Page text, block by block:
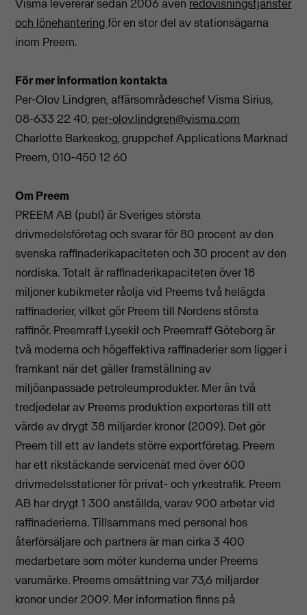
Visma levererar sedan 2006 även redovisningstjänster
och lönehanteringför en stor del av stationsägarna
inom Preem.
För mer information kontakta
Per-Olov Lindgren, affärsområdeschef Visma Sirius,
08-633 22 40, per-olov.lindgren@visma.com
Charlotte Barkeskog, gruppchef Applications Marknad
Preem, 010-450 12 60
Om Preem
PREEM AB (publ) är Sveriges största
drivmedelsföretag och svarar för 80 procent av den
svenska raffinaderikapaciteten och 30 procent av den
nordiska. Totalt är raffinaderikapaciteten över 18
miljoner kubikmeter råolja vid Preems två helägda
raffinaderier, vilket gör Preem till Nordens största
raffinör. Preemraff Lysekil och Preemraff Göteborg är
två moderna och högeffektiva raffinaderier som ligger i
framkant när det gäller framställning av
miljöanpassade petroleumprodukter. Mer än två
tredjedelar av Preems produktion exporteras till ett
värde av drygt 38 miljarder kronor (2009). Det gör
Preem till ett av landets större exportföretag. Preem
har ett rikstäckande servicenät med över 600
drivmedelsstationer för privat- och yrkestrafik. Preem
AB har drygt 1 300 anställda, varav 900 arbetar vid
raffinaderierna. Tillsammans med personal hos
återförsäljare och partners är man cirka 3 400
medarbetare som möter kunderna under Preems
varumärke. Preems omsättning var 73,6 miljarder
kronor under 2009. Mer information finns på